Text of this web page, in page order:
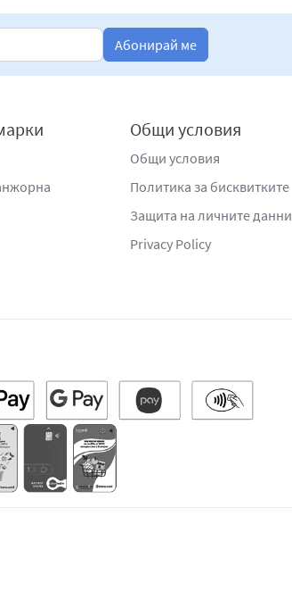
Абонирай ме
Общи условия
Общи условия
Политика за бисквитките
Защита на личните данни
Privacy Policy